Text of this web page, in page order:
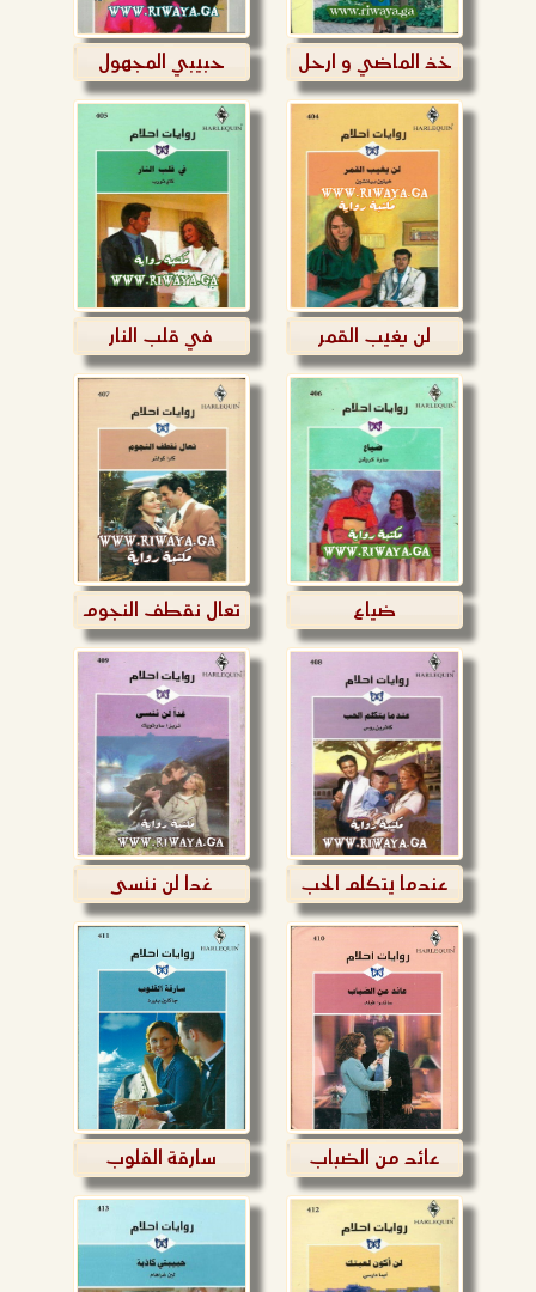
خذ الماضي و ارحل حبيبي المجهول
لن يغيب القمر في قلب النار
ضياع تعال نقطف النجوم
عندما يتكلم الحب غدا لن ننسى
عائد من الضباب سارقة القلوب